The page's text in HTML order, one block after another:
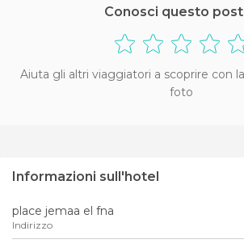
Conosci questo
Aiuta gli altri viaggiatori a scoprire con
foto
Informazioni sull'hotel
place jemaa el fna
Indirizzo